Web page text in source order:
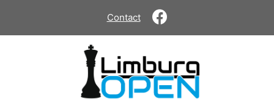
de
Contact